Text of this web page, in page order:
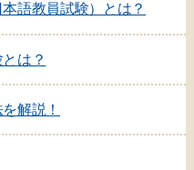
語教員試験）とは？
は？
解説！